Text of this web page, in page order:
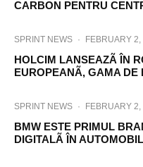
CARBON PENTRU
SPRINT NEWS · FEBRUARY 2,
HOLCIM LANSEAZÃ ÎN
EUROPEANÃ, GAMA
SPRINT NEWS · FEBRUARY 2,
BMW ESTE PRIMUL
DIGITALÃ ÎN